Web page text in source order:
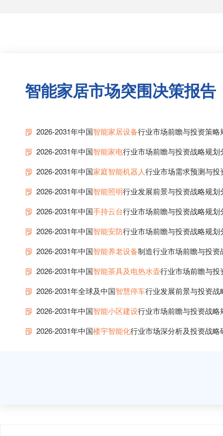
智能家居市场突围决策报告
2026-2031年中国智能家居设备行业市场前瞻与投资策略
2026-2031年中国智能家电行业市场前瞻与投资战略规划
2026-2031年中国家庭智能机器人行业市场需求预测与
2026-2031年中国智能照明行业发展前景与投资战略规划
2026-2031年中国手持云台行业市场前瞻与投资战略规划
2026-2031年中国智能安防行业市场前瞻与投资战略规划
2026-2031年中国智能养老设备制造行业市场前瞻与投
2026-2031年中国智能茶具及电热水壶行业市场前瞻与
2026-2031年全球及中国智慧停车行业发展前景与投资战
2026-2031年中国智能小区建设行业市场前瞻与投资战略
2026-2031年中国楼宇智能化行业市场深分析及投资战略